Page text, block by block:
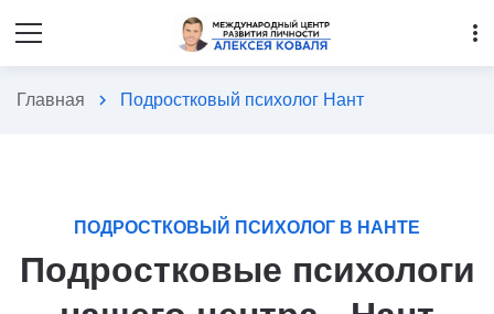
more_vert
Главная chevron_right Подростковый психолог Нант
ПОДРОСТКОВЫЙ ПСИХОЛОГ В НАНТЕ
Подростковые психологи